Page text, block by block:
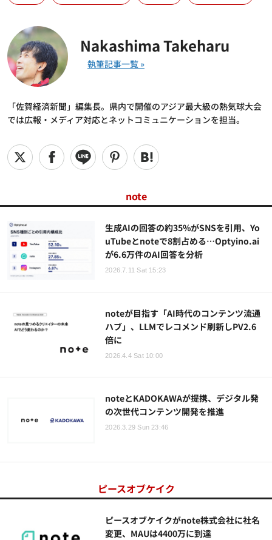
Nakashima Takeharu
「佐賀経済新聞」編集長。県内で開催のアジア最大級の熱気球大会
では広報・メディア対応とネットコミュニケーションを担当。
note
生成AIの回答の約35%がSNSを引用、Yo
uTubeとnoteで8割占める…Optyino.ai
が6.6万件のAI回答を分析
2026.7.11 Sat 15:23
noteが目指す「AI時代のコンテンツ流通
ハブ」、LLMでレコメンド刷新しPV2.6
倍に
2026.4.4 Sat 10:00
noteとKADOKAWAが提携、デジタル発
の次世代コンテンツ開発を推進
2026.3.29 Sun 23:46
ピースオブケイク
ピースオブケイクがnote株式会社に社名
変更、MAUは4400万に到達